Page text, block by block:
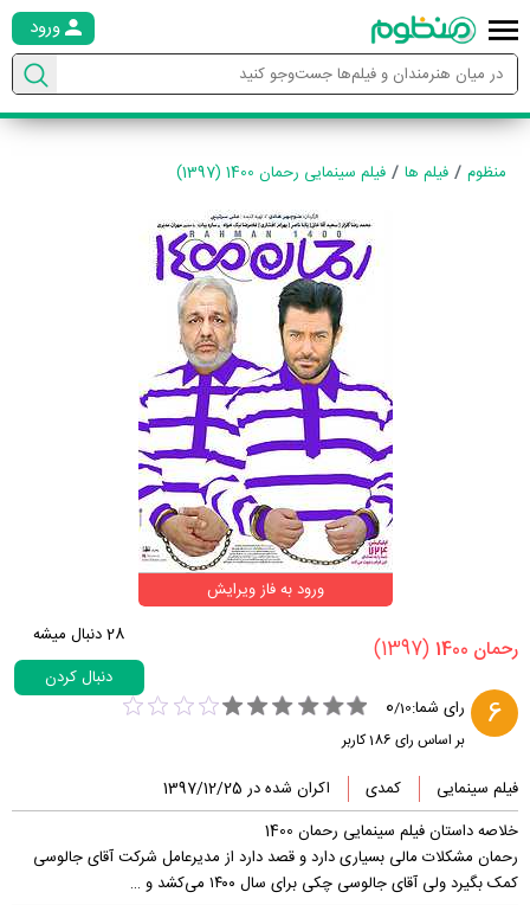
ورود
منظوم فیلم ها فیلم سینمایی رحمان 1400 (1397)
ورود به فاز ویرایش
‏رحمان 1400‏ (1397)
28دنبال میشه
دنبال کردن
6 رای شما: 0/10
بر اساس رای 186کاربر
فیلم سینمایی کمدی
اکران شده در 1397/12/25
خلاصه داستان فیلم سینمایی رحمان 1400
رحمان مشکلات مالی بسیاری دارد و قصد دارد از مدیرعامل شرکت آقای جالوسی
کمک بگیرد ولی آقای جالوسی چکی برای سال ۱۴۰۰ می‌کشد و …